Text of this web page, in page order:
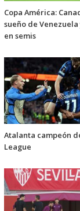
Copa América:
sueño de Venezuela
en semis
Atalanta campeón
League